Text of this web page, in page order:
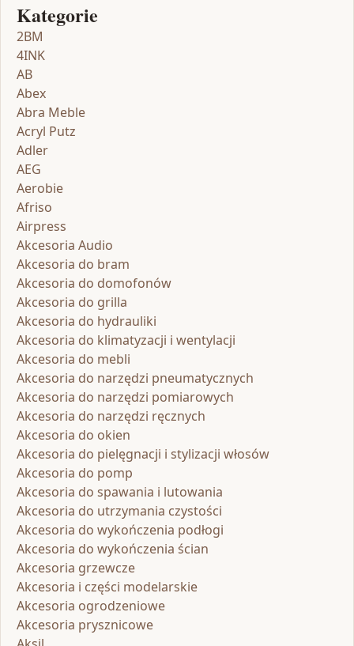
Kategorie
2BM
4INK
AB
Abex
Abra Meble
Acryl Putz
Adler
AEG
Aerobie
Afriso
Airpress
Akcesoria Audio
Akcesoria do bram
Akcesoria do domofonów
Akcesoria do grilla
Akcesoria do hydrauliki
Akcesoria do klimatyzacji i wentylacji
Akcesoria do mebli
Akcesoria do narzędzi pneumatycznych
Akcesoria do narzędzi pomiarowych
Akcesoria do narzędzi ręcznych
Akcesoria do okien
Akcesoria do pielęgnacji i stylizacji włosów
Akcesoria do pomp
Akcesoria do spawania i lutowania
Akcesoria do utrzymania czystości
Akcesoria do wykończenia podłogi
Akcesoria do wykończenia ścian
Akcesoria grzewcze
Akcesoria i części modelarskie
Akcesoria ogrodzeniowe
Akcesoria prysznicowe